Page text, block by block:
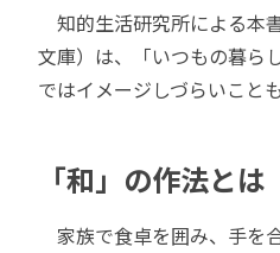
知的生活研究所による本
文庫）は、「いつもの暮ら
ではイメージしづらいこと
「和」の作法とは
家族で食卓を囲み、手を